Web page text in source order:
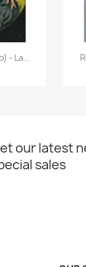
- La...
our latest
sales